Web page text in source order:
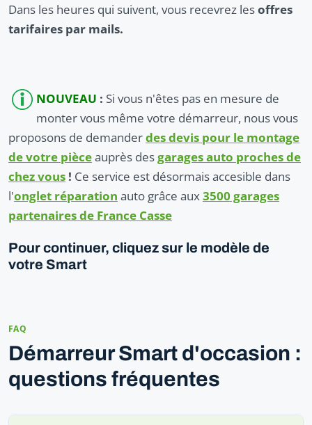
Dans les heures qui suivent, vous recevrez lesoffres
tarifaires par mails.
NOUVEAU : Si vous n'êtes pas en mesure de
monter vous même votre démarreur, nous vous
proposons de demanderdes devis pour le montage
de votre pièceauprès desgarages auto proches de
chez vous ! Ce service est désormais accesible dans
l'onglet réparation auto grâce aux3500 garages
partenaires de France Casse
Pour continuer, cliquez sur le modèle de
votre Smart
FAQ
Démarreur Smart d'occasion :
questions fréquentes